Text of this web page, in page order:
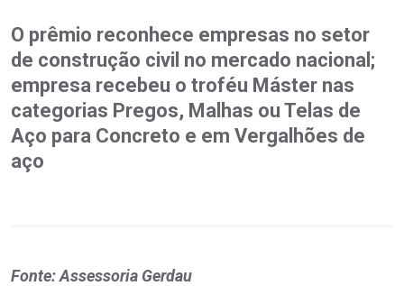
O prêmio reconhece empresas no setor
de construção civil no mercado nacional;
empresa recebeu o troféu Máster nas
categorias Pregos, Malhas ou Telas de
Aço para Concreto e em Vergalhões de
aço
Fonte: Assessoria Gerdau